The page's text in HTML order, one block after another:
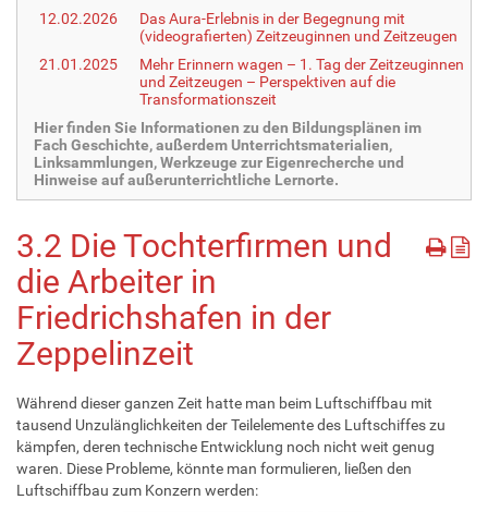
12.02.2026
Das Aura-Erlebnis in der Begegnung mit
(videografierten) Zeitzeuginnen und Zeitzeugen
21.01.2025
Mehr Erinnern wagen – 1. Tag der Zeitzeuginnen
und Zeitzeugen – Perspektiven auf die
Transformationszeit
Hier finden Sie Informationen zu den Bildungsplänen im
Fach Geschichte, außerdem Unterrichtsmaterialien,
Linksammlungen, Werkzeuge zur Eigenrecherche und
Hinweise auf außerunterrichtliche Lernorte.
3.2 Die Tochterfirmen und
die Arbeiter in
Friedrichshafen in der
Zeppelinzeit
Während dieser ganzen Zeit hatte man beim Luftschiffbau mit
tausend Unzulänglichkeiten der Teilelemente des Luftschiffes zu
kämpfen, deren technische Entwicklung noch nicht weit genug
waren. Diese Probleme, könnte man formulieren, ließen den
Luftschiffbau zum Konzern werden: